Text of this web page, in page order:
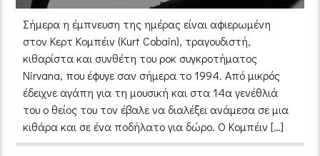
Σήμερα η έμπνευση της ημέρας είναι αφιερωμένη
στον Κερτ Κομπέιν (Kurt Cobain), τραγουδιστή,
κιθαρίστα και συνθέτη του ροκ συγκροτήματος
Nirvana, που έφυγε σαν σήμερα το 1994. Από μικρός
έδειχνε αγάπη για τη μουσική και στα 14α γενέθλιά
του ο θείος του τον έβαλε να διαλέξει ανάμεσα σε μια
κιθάρα και σε ένα ποδήλατο για δώρο. Ο Κομπέιν […]